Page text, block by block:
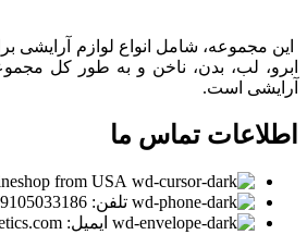
این مجموعه، شامل انواع لوازم
ابرو، لب، بدن، ناخن و به طور کل
آرایشی است.
اطلاعات تماس ما
from USA
تلفن: 09105033186
ایمیل: info@lenorcosmetics.com